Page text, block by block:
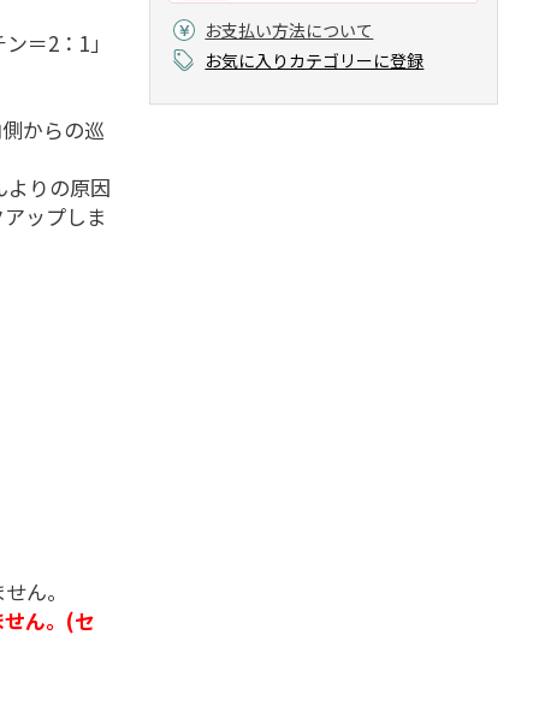
＝2：1」
からの巡
よりの原因
ップしま
ん。
ん。(セ
お支払い方法について
お気に入りカテゴリーに登録